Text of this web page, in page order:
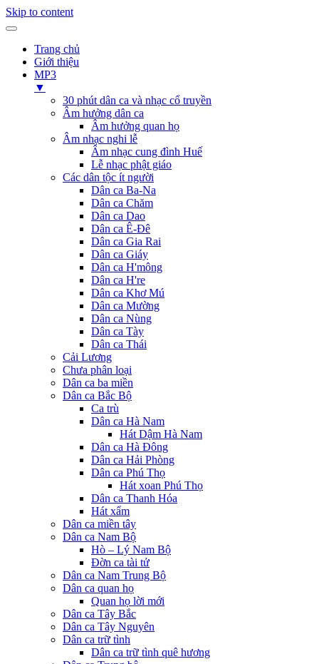
Skip to content
Trang chủ
Giới thiệu
MP3
▼
30 phút dân ca và nhạc cổ truyền
Âm hưởng dân ca
Âm hưởng quan họ
Âm nhạc nghi lễ
Âm nhạc cung đình Huế
Lễ nhạc phật giáo
Các dân tộc ít người
Dân ca Ba-Na
Dân ca Chăm
Dân ca Dao
Dân ca Ê-Đê
Dân ca Gia Rai
Dân ca Giáy
Dân ca H'mông
Dân ca H're
Dân ca Khơ Mú
Dân ca Mường
Dân ca Nùng
Dân ca Tày
Dân ca Thái
Cải Lương
Chưa phân loại
Dân ca ba miền
Dân ca Bắc Bộ
Ca trù
Dân ca Hà Nam
Hát Dậm Hà Nam
Dân ca Hà Đông
Dân ca Hải Phòng
Dân ca Phú Thọ
Hát xoan Phú Thọ
Dân ca Thanh Hóa
Hát xẩm
Dân ca miền tây
Dân ca Nam Bộ
Hò – Lý Nam Bộ
Đờn ca tài tử
Dân ca Nam Trung Bộ
Dân ca quan họ
Quan họ lời mới
Dân ca Tây Bắc
Dân ca Tây Nguyên
Dân ca trữ tình
Dân ca trữ tình quê hương